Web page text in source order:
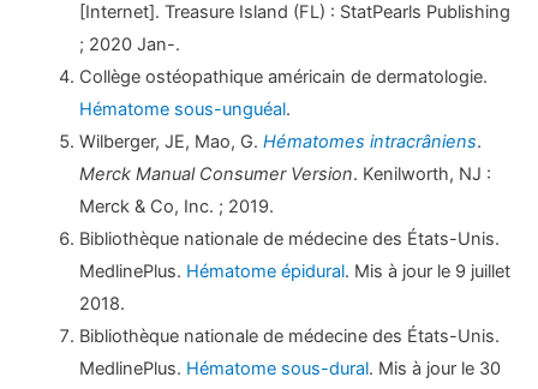
[Internet]. Treasure Island (FL) : StatPearls Publishing
; 2020 Jan-.
Collège ostéopathique américain de dermatologie.
Hématome sous-unguéal.
Wilberger, JE, Mao, G.Hématomes intracrâniens.
Merck Manual Consumer Version. Kenilworth, NJ :
Merck & Co, Inc. ; 2019.
Bibliothèque nationale de médecine des États-Unis.
MedlinePlus. Hématome épidural. Mis à jour le 9 juillet
2018.
Bibliothèque nationale de médecine des États-Unis.
MedlinePlus. Hématome sous-dural. Mis à jour le 30